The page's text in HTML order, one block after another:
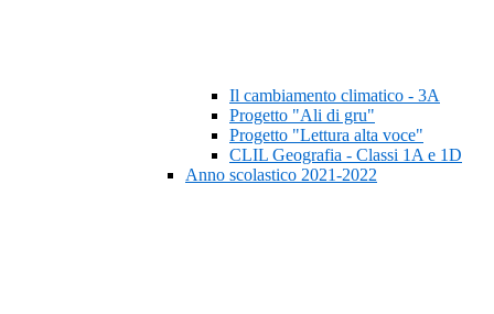
Il cambiamento climatico - 3A
Progetto "Ali di gru"
Progetto "Lettura alta voce"
CLIL Geografia - Classi 1A e 1D
Anno scolastico 2021-2022